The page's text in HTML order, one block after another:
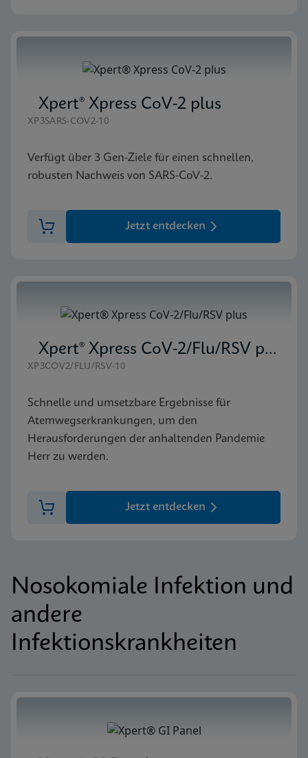
Xpert® Xpress CoV-2 plus
XP3SARS-COV2-10
Verfügt über 3 Gen-Ziele für einen schnellen,
robusten Nachweis von SARS-CoV-2.
Jetzt entdecken
Xpert® Xpress CoV-2/Flu/RSV plus
XP3COV2/FLU/RSV-10
Schnelle und umsetzbare Ergebnisse für
Atemwegserkrankungen, um den
Herausforderungen der anhaltenden Pandemie
Herr zu werden.
Jetzt entdecken
Nosokomiale Infektion und
andere
Infektionskrankheiten